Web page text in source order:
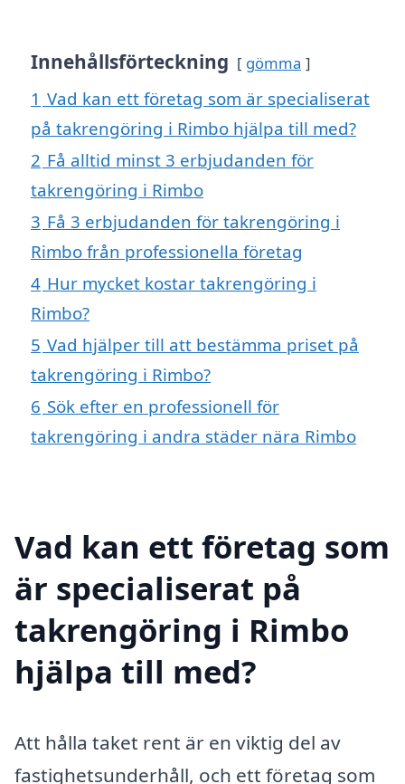
Innehållsförteckning gömma
1 Vad kan ett företag som är specialiserat
på takrengöring i Rimbo hjälpa till med?
2 Få alltid minst 3 erbjudanden för
takrengöring i Rimbo
3 Få 3 erbjudanden för takrengöring i
Rimbo från professionella företag
4 Hur mycket kostar takrengöring i
Rimbo?
5 Vad hjälper till att bestämma priset på
takrengöring i Rimbo?
6 Sök efter en professionell för
takrengöring i andra städer nära Rimbo
Vad kan ett företag som
är specialiserat på
takrengöring i Rimbo
hjälpa till med?
Att hålla taket rent är en viktig del av
fastighetsunderhåll, och ett företag som